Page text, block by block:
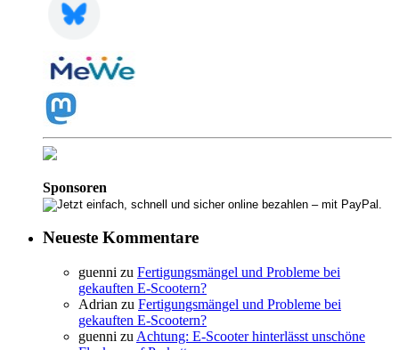
Sponsoren
Neueste Kommentare
guenni zu Fertigungsmängel und Probleme bei
gekauften E-Scootern?
Adrian zu Fertigungsmängel und Probleme bei
gekauften E-Scootern?
guenni zu Achtung: E-Scooter hinterlässt unschöne